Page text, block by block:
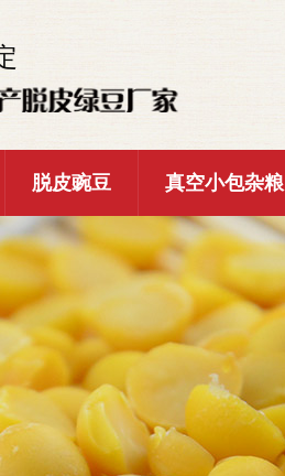
脱皮豌豆 真空小包杂粮